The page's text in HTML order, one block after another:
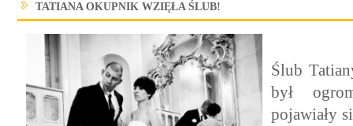
TATIANA OKUPNIK WZIĘŁA ŚLUB!
Ślub
był
pojawiały